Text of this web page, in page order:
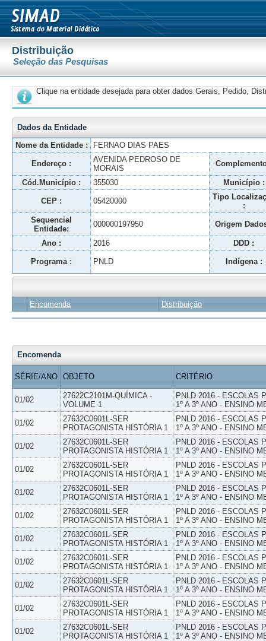
Distribuição
Seleção das Pesquisas
Clique na entidade desejada para obter dados Gerais, Pedido,
Dados da Entidade
Nome da Entidade :
FERNAO DIAS PAES
Endereço :
AVENIDA PEDROSO DE
MORAIS
Cód.Município : 355030 Município :
CEP : 05420000
Tipo
:
Sequencial
Entidade:
000000197950 Origem
Ano : 2016 DDD :
Programa : PNLD Indígena :
Encomenda Distribuição
Encomenda
SÉRIE/ANO OBJETO CRITÉRIO
01/02
27622C2101M-QUÍMICA -
VOLUME 1
PNLD 2016 - ESCOLAS
1º A 3º ANO - ENSINO
01/02
27632C0601L-SER
PROTAGONISTA HISTÓRIA 1
PNLD 2016 - ESCOLAS
1º A 3º ANO - ENSINO
01/02
27632C0601L-SER
PROTAGONISTA HISTÓRIA 1
PNLD 2016 - ESCOLAS
1º A 3º ANO - ENSINO
01/02
27632C0601L-SER
PROTAGONISTA HISTÓRIA 1
PNLD 2016 - ESCOLAS
1º A 3º ANO - ENSINO
01/02
27632C0601L-SER
PROTAGONISTA HISTÓRIA 1
PNLD 2016 - ESCOLAS
1º A 3º ANO - ENSINO
01/02
27632C0601L-SER
PROTAGONISTA HISTÓRIA 1
PNLD 2016 - ESCOLAS
1º A 3º ANO - ENSINO
01/02
27632C0601L-SER
PROTAGONISTA HISTÓRIA 1
PNLD 2016 - ESCOLAS
1º A 3º ANO - ENSINO
01/02
27632C0601L-SER
PROTAGONISTA HISTÓRIA 1
PNLD 2016 - ESCOLAS
1º A 3º ANO - ENSINO
01/02
27632C0601L-SER
PROTAGONISTA HISTÓRIA 1
PNLD 2016 - ESCOLAS
1º A 3º ANO - ENSINO
01/02
27632C0601L-SER
PROTAGONISTA HISTÓRIA 1
PNLD 2016 - ESCOLAS
1º A 3º ANO - ENSINO
01/02
27632C0601L-SER
PROTAGONISTA HISTÓRIA 1
PNLD 2016 - ESCOLAS
1º A 3º ANO - ENSINO